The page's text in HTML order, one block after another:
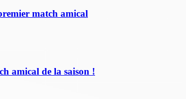
match amical
amical de la saison !